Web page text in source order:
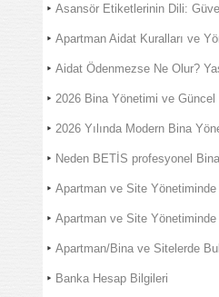
Asansör Etiketlerinin Dili:
Apartman Aidat Kuralları ve
Aidat Ödenmezse Ne Olur?
2026 Bina Yönetimi ve
2026 Yılında Modern Bina
Neden BETİS profesyonel
Apartman ve Site
Apartman ve Site
Apartman/Bina ve Sitelerde
Banka Hesap Bilgileri